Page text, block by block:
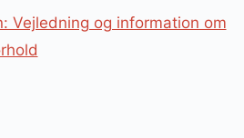
Vejledning og information om